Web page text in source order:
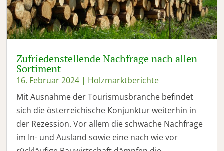
Zufriedenstellende Nachfrage nach allen
Sortiment
16. Februar 2024 | Holzmarktberichte
Mit Ausnahme der Tourismusbranche befindet
sich die österreichische Konjunktur weiterhin in
der Rezession. Vor allem die schwache Nachfrage
im In- und Ausland sowie eine nach wie vor